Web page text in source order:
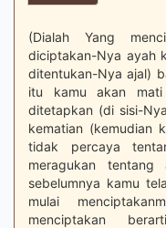
(Dialah Yang
diciptakan-Nya ayah
ditentukan-Nya ajal)
itu kamu akan
ditetapkan (di sisi-
kematian (kemudian
tidak percaya
meragukan
sebelumnya kamu
mulai
menciptakan